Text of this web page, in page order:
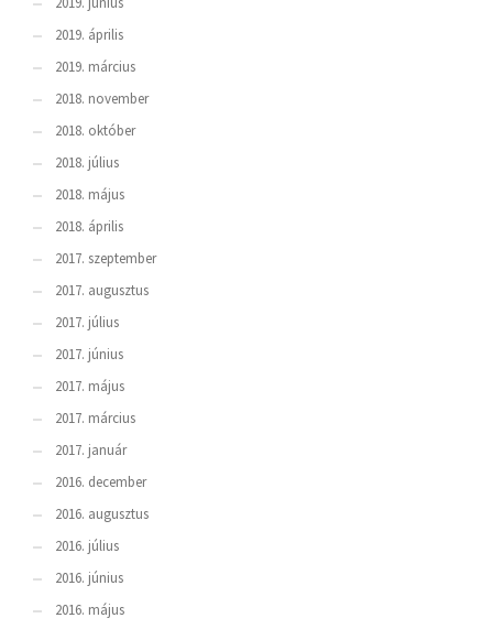
2019. április
2019. március
2018. november
2018. október
2018. július
2018. május
2018. április
2017. szeptember
2017. augusztus
2017. július
2017. június
2017. május
2017. március
2017. január
2016. december
2016. augusztus
2016. július
2016. június
2016. május